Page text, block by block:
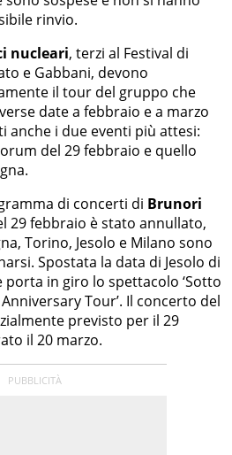
rinvio.
nucleari, terzi al Festival di
e Gabbani, devono
il tour del gruppo che
date a febbraio e a marzo
anche i due eventi più attesi:
del 29 febbraio e quello
di concerti di Brunori
29 febbraio è stato annullato,
Torino, Jesolo e Milano sono
Spostata la data di Jesolo di
porta in giro lo spettacolo ‘Sotto
Tour’. Il concerto del
previsto per il 29
il 20 marzo.